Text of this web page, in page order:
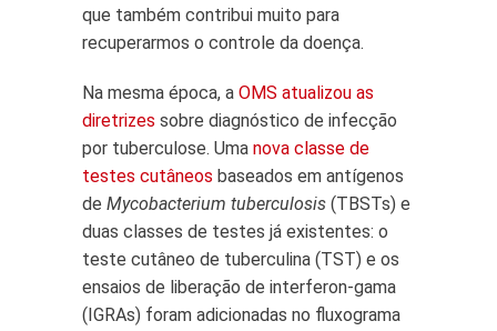
que também contribui muito para
recuperarmos o controle da doença.
Na mesma época, a OMS atualizou as
diretrizes sobre diagnóstico de infecção
por tuberculose. Uma nova classe de
testes cutâneos baseados em antígenos
de Mycobacterium tuberculosis (TBSTs) e
duas classes de testes já existentes: o
teste cutâneo de tuberculina (TST) e os
ensaios de liberação de interferon-gama
(IGRAs) foram adicionadas no fluxograma